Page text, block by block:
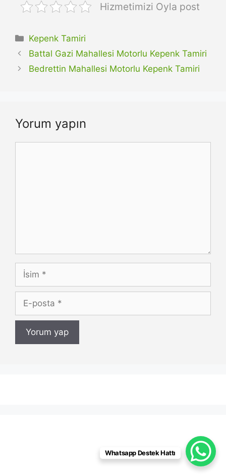
Hizmetimizi Oyla post
Kategoriler
Kepenk Tamiri
Battal Gazi Mahallesi Motorlu Kepenk Tamiri
Bedrettin Mahallesi Motorlu Kepenk Tamiri
Yorum yapın
İsim
posta
Whatsapp Destek Hattı